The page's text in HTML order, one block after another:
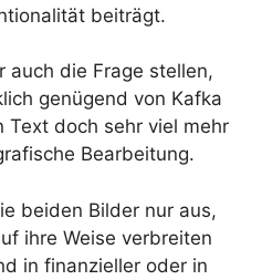
beiträgt.
auch die Frage stellen,
genügend von Kafka
doch sehr viel mehr
Bearbeitung.
beiden Bilder nur aus,
ihre Weise verbreiten
in finanzieller oder in